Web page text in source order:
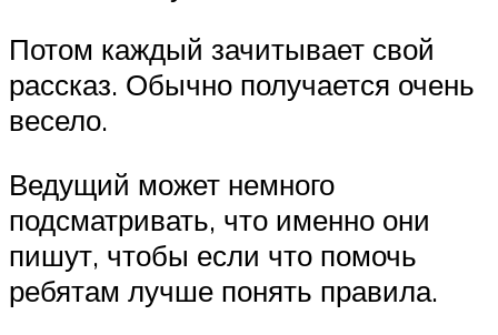
Потом каждый зачитывает свой
рассказ. Обычно получается очень
весело.
Ведущий может немного
подсматривать, что именно они
пишут, чтобы если что помочь
ребятам лучше понять правила.